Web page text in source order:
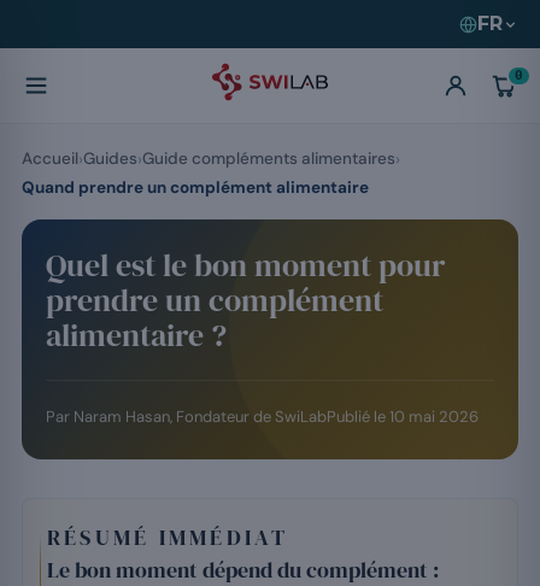
FR
0
Quel est le bon moment pour
prendre un complément
alimentaire ?
Par Naram Hasan, Fondateur de SwiLabPublié le 10 mai 2026
RÉSUMÉ IMMÉDIAT
Le bon moment dépend du complément :
Accueil Guides Guide compléments alimentaires
Quand prendre un complément alimentaire